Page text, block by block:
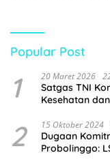
Popular Post
1 20 Maret 2026
Satgas TNI
Kesehatan
2 15 Oktober 2024
Dugaan
Probolinggo: